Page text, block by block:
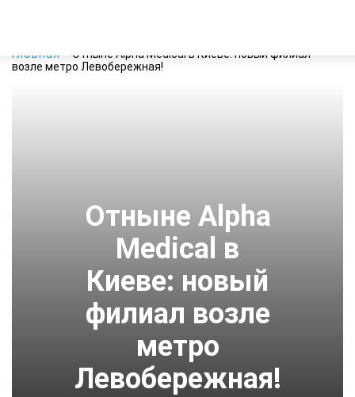
Главная
Отныне Alpha Medical в Киеве: новый филиал
возле метро Левобережная!
Отныне Alpha
Medical в
Киеве: новый
филиал возле
метро
Левобережная!